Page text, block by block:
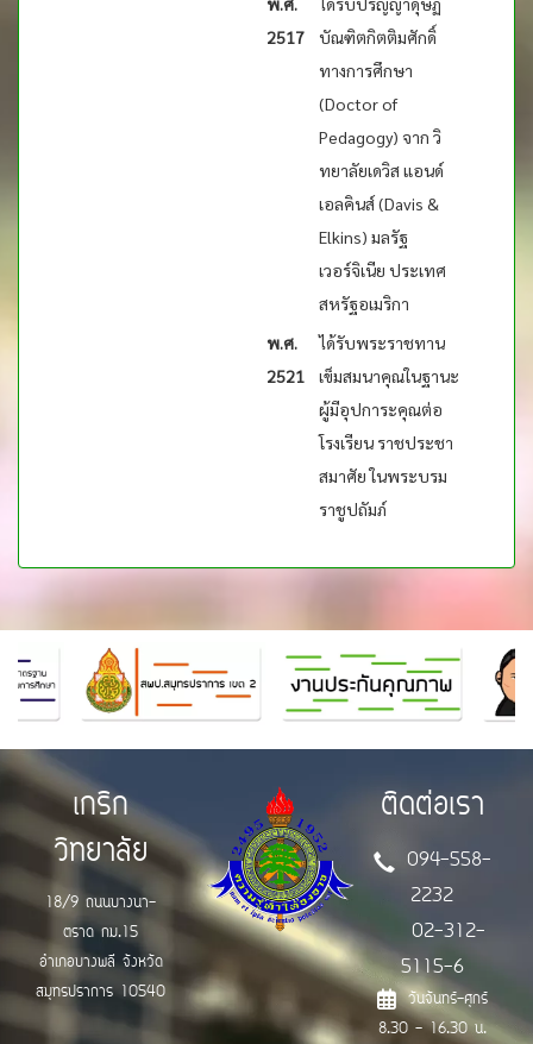
2517
บัณฑิตกิตติมศักดิ์
ทางการศึกษา
(Doctor of
Pedagogy) จาก วิ
ทยาลัยเดวิส แอนด์
เอลคินส์ (Davis &
Elkins) มลรัฐ
เวอร์จิเนีย ประเทศ
สหรัฐอเมริกา
พ.ศ.
2521
ได้รับพระราชทาน
เข็มสมนาคุณในฐานะ
ผู้มีอุปการะคุณต่อ
โรงเรียน ราชประชา
สมาศัย ในพระบรม
ราชูปถัมภ์
เกริก
วิทยาลัย
18/9 ถนนบางนา-
ตราด กม.15
อำเภอบางพลี จังหวัด
สมุทรปราการ 10540
ติดต่อเรา
094-558-
2232
02-312-
5115-6
วันจันทร์-ศุกร์
8.30 - 16.30 น.